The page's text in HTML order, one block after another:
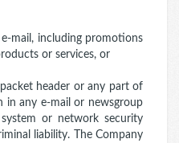
mail, including promotions
or services, or
header or any part of
in any e-mail or newsgroup
or network security
liability. The Company